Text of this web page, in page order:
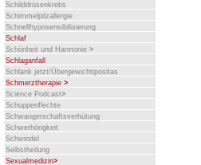
Schilddrüsenkrebs
Schimmelpilzallergie
Schnellhyposensibilisierung
Schlaf
Schönheit und Harmonie >
Schlaganfall
Schlank jetzt/Übergewichtipositas
Schmerztherapie >
Science Podcast>
Schuppenflechte
Schwangerschaftsverhütung
Schwerhörigkeit
Schwindel
Selbstheilung
Sexualmedizin>